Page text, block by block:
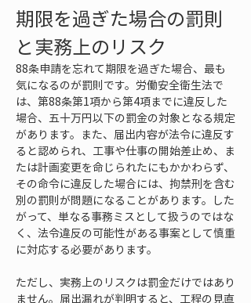
期限を過ぎた場合の罰則
と実務上のリスク
88条申請を忘れて期限を過ぎた場合、最も
気になるのが罰則です。労働安全衛生法で
は、第88条第1項から第4項までに違反した
場合、五十万円以下の罰金の対象となる規定
があります。また、届出内容が法令に違反す
ると認められ、工事や仕事の開始差止め、ま
たは計画変更を命じられたにもかかわらず、
その命令に違反した場合には、拘禁刑を含む
別の罰則が問題になることがあります。した
がって、単なる事務ミスとして扱うのではな
く、法令違反の可能性がある事案として慎重
に対応する必要があります。
ただし、実務上のリスクは罰金だけではあり
ません。届出漏れが判明すると、工程の見直